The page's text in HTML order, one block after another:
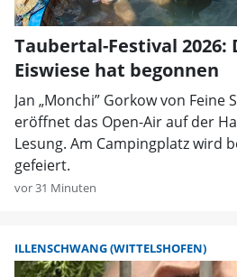
Taubertal-Festival 2026:
Eiswiese hat begonnen
Jan „Monchi” Gorkow von Feine
eröffnet das Open-Air auf der
Lesung. Am Campingplatz wird
gefeiert.
vor 31 Minuten
ILLENSCHWANG (WITTELSHOFEN)